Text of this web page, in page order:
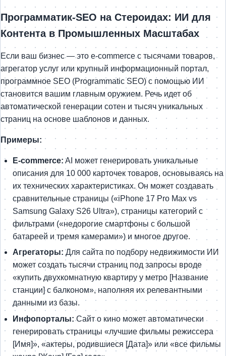
Программатик-SEO на Стероидах: ИИ для
Контента в Промышленных Масштабах
Если ваш бизнес — это e-commerce с тысячами товаров,
агрегатор услуг или крупный информационный портал,
программное SEO (Programmatic SEO) с помощью ИИ
становится вашим главным оружием. Речь идет об
автоматической генерации сотен и тысяч уникальных
страниц на основе шаблонов и данных.
Примеры:
E-commerce: AI может генерировать уникальные
описания для 10 000 карточек товаров, основываясь на
их технических характеристиках. Он может создавать
сравнительные страницы («iPhone 17 Pro Max vs
Samsung Galaxy S26 Ultra»), страницы категорий с
фильтрами («недорогие смартфоны с большой
батареей и тремя камерами») и многое другое.
Агрегаторы: Для сайта по подбору недвижимости ИИ
может создать тысячи страниц под запросы вроде
«купить двухкомнатную квартиру у метро [Название
станции] с балконом», наполняя их релевантными
данными из базы.
Инфопорталы:Сайт о кино может автоматически
генерировать страницы «лучшие фильмы режиссера
[Имя]», «актеры, родившиеся [Дата]» или «все фильмы